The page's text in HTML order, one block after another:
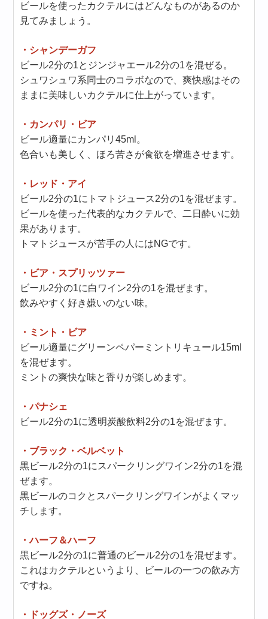
ビールを使ったカクテルにはどんなものがあるのか
見てみましょう。
・シャンデーガフ
ビール2分の1とジンジャエール2分の1を混ぜる。
シュワシュワ系同士のコラボなので、爽快感はその
ままに美味しいカクテルに仕上がっています。
・カンパリ・ビア
ビール適量にカンパリ45ml。
色合いも美しく、ほろ苦さが食欲を増進させます。
・レッド・アイ
ビール2分の1にトマトジュース2分の1を混ぜます。
ビールを使った代表的なカクテルで、二日酔いに効
果があります。
トマトジュースが苦手の人にはNGです。
・ビア・スプリッツァー
ビール2分の1に白ワイン2分の1を混ぜます。
飲みやすく好き嫌いのない味。
・ミント・ビア
ビール適量にグリーンペパーミントリキュール15ml
を混ぜます。
ミントの爽快な味と香りが楽しめます。
・パナシェ
ビール2分の1に透明炭酸飲料2分の1を混ぜます。
・ブラック・ベルベット
黒ビール2分の1にスパークリングワイン2分の1を混
ぜます。
黒ビールのコクとスパークリングワインがよくマッ
チします。
・ハーフ＆ハーフ
黒ビール2分の1に普通のビール2分の1を混ぜます。
これはカクテルというより、ビールの一つの飲み方
ですね。
・ドッグズ・ノーズ